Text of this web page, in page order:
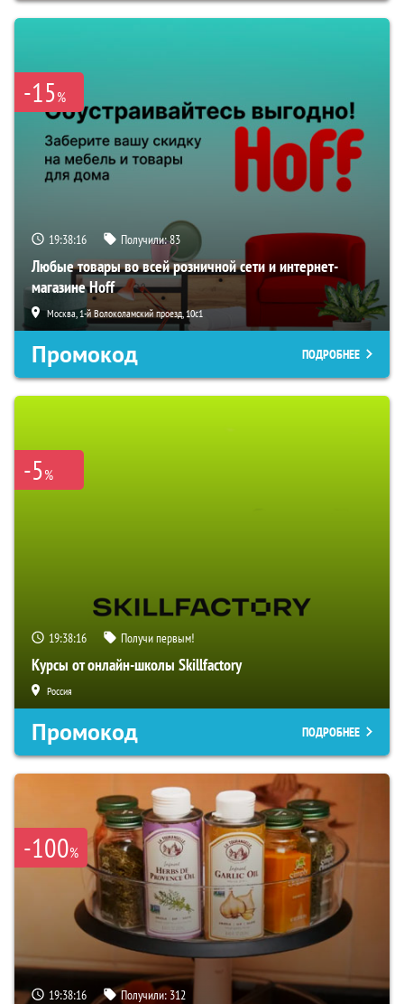
-15%
19:38:15 Получили:83
Любые товары во всей розничной сети и интернет-
магазине Hoff
Москва, 1-й Волоколамский проезд, 10с1
Промокод ПОДРОБНЕЕ
-5%
19:38:15 Получи первым!
Курсы от онлайн-школы Skillfactory
Россия
Промокод ПОДРОБНЕЕ
-100%
19:38:15 Получили: 312